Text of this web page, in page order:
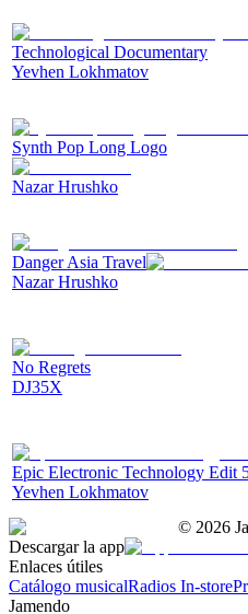
Technological Documentary
Yevhen Lokhmatov
Synth Pop Long Logo
Nazar Hrushko
Danger Asia Travel
Nazar Hrushko
No Regrets
DJ35X
Epic Electronic Technology Edit
Yevhen Lokhmatov
© 2026
Descargar la app
Enlaces útiles
Catálogo musicalRadios In-store
Jamendo